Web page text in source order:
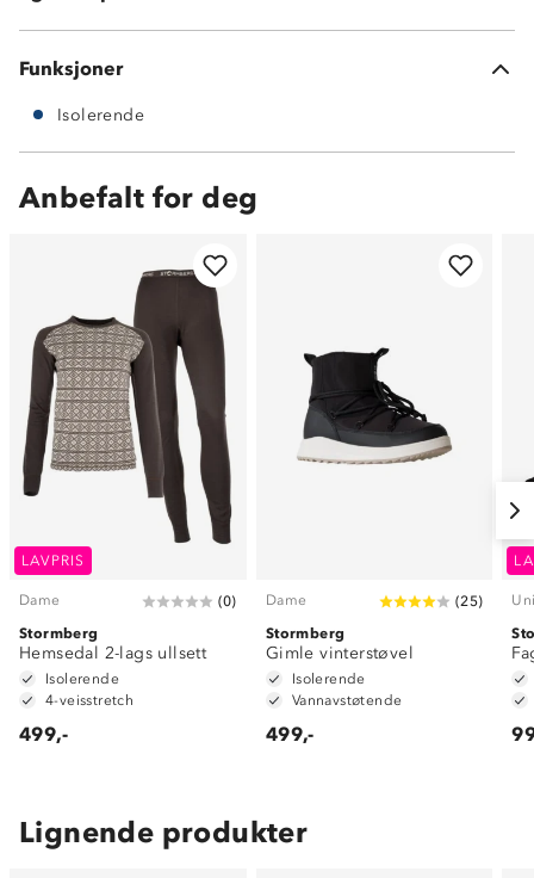
Funksjoner
Isolerende
Anbefalt for deg
LAVPRIS
Dame (0)
Stormberg
Hemsedal 2-lags ullsett
Isolerende
4-veisstretch
499,-
Dame (25)
Stormberg
Gimle vinterstøvel
Isolerende
Vannavstøtende
499,-
Lignende produkter